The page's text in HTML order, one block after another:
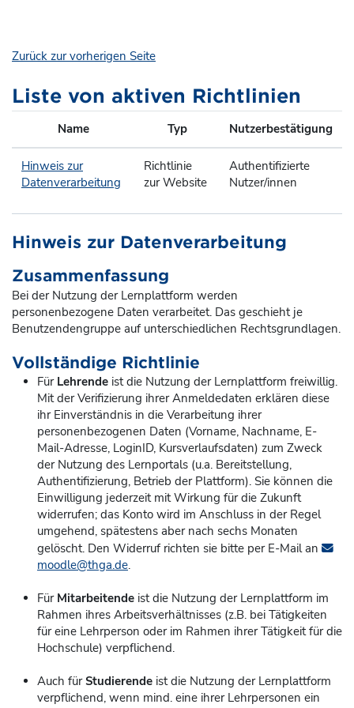
Zurück zur vorherigen Seite
Liste von aktiven Richtlinien
Name Typ Nutzerbestätigung
Hinweis zur
Datenverarbeitung
Richtlinie
zur Website
Authentifizierte
Nutzer/innen
Hinweis zur Datenverarbeitung
Zusammenfassung
Bei der Nutzung der Lernplattform werden
personenbezogene Daten verarbeitet. Das geschieht je
Benutzendengruppe auf unterschiedlichen Rechtsgrundlagen.
Vollständige Richtlinie
Für Lehrende ist die Nutzung der Lernplattform freiwillig.
Mit der Verifizierung ihrer Anmeldedaten erklären diese
ihr Einverständnis in die Verarbeitung ihrer
personenbezogenen Daten (Vorname, Nachname, E-
Mail-Adresse, LoginID, Kursverlaufsdaten) zum Zweck
der Nutzung des Lernportals (u.a. Bereitstellung,
Authentifizierung, Betrieb der Plattform). Sie können die
Einwilligung jederzeit mit Wirkung für die Zukunft
widerrufen; das Konto wird im Anschluss in der Regel
umgehend, spätestens aber nach sechs Monaten
gelöscht. Den Widerruf richten sie bitte per E-Mail an
moodle@thga.de.
Für Mitarbeitende ist die Nutzung der Lernplattform im
Rahmen ihres Arbeitsverhältnisses (z.B. bei Tätigkeiten
für eine Lehrperson oder im Rahmen ihrer Tätigkeit für die
Hochschule) verpflichend.
Auch fürStudierende ist die Nutzung der Lernplattform
verpflichend, wenn mind. eine ihrer Lehrpersonen ein